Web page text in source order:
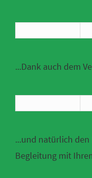
...Dank auch dem
...und natürlich
Begleitung mit